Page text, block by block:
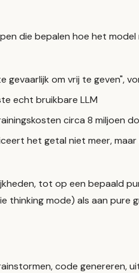
die bepalen hoe het
gevaarlijk om vrij te geven",
echt bruikbare LLM
circa 8 miljoen
het getal niet meer,
tot op een bepaald
thinking mode) als aan pure
code genereren,